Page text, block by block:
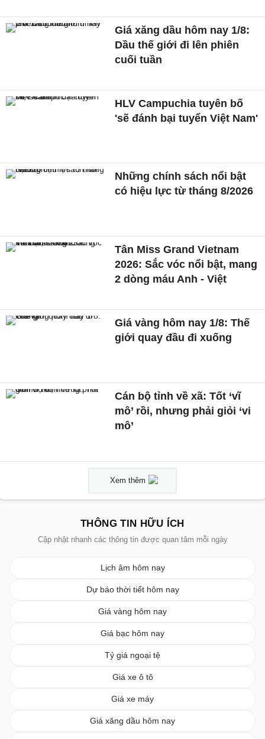
Giá xăng dầu hôm nay 1/8:
Dầu thế giới đi lên phiên
cuối tuần
HLV Campuchia tuyên bố
'sẽ đánh bại tuyển Việt Nam'
Những chính sách nổi bật
có hiệu lực từ tháng 8/2026
Tân Miss Grand Vietnam
2026: Sắc vóc nổi bật, mang
2 dòng máu Anh - Việt
Giá vàng hôm nay 1/8: Thế
giới quay đầu đi xuống
Cán bộ tỉnh về xã: Tốt ‘vĩ
mô’ rồi, nhưng phải giỏi ‘vi
mô’
Xem thêm
THÔNG TIN HỮU ÍCH
Cập nhật nhanh các thông tin được quan tâm mỗi ngày
Lịch âm hôm nay
Dự báo thời tiết hôm nay
Giá vàng hôm nay
Giá bạc hôm nay
Tỷ giá ngoại tệ
Giá xe ô tô
Giá xe máy
Giá xăng dầu hôm nay